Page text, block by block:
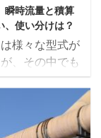
。 現場操作盤
、中 ...
される、実際
る機器の仕様
とめた資料で
様書の発行か
図に表すと次
なります。 プラ
計者は、計算に
瞬時流量と積算
、使い分けは？
様々な型式が
、その中でも
て瞬時流量を
積算流量を示
通りがありま
記事では流量計